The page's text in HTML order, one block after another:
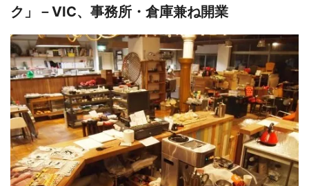
ク」－VIC、事務所・倉庫兼ね開業